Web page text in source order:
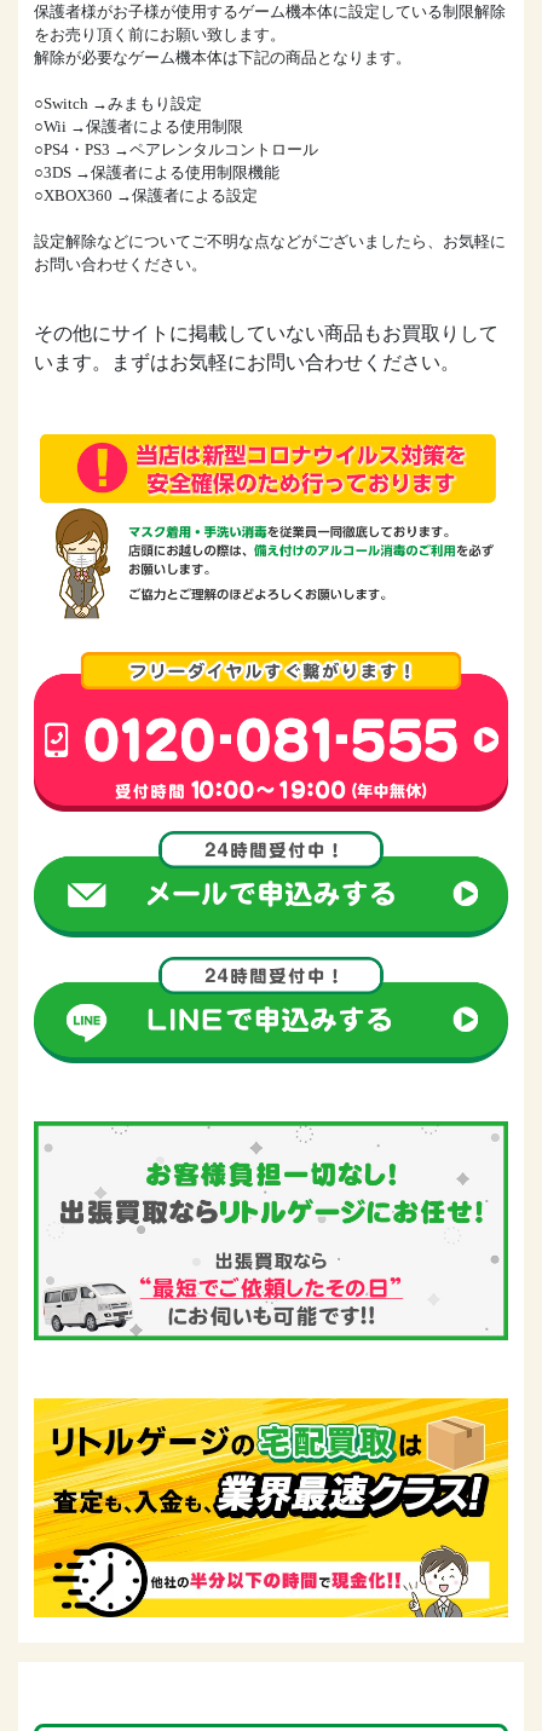
保護者様がお子様が使用するゲーム機本体に設定している制限解除
をお売り頂く前にお願い致します。
解除が必要なゲーム機本体は下記の商品となります。
○Switch →みまもり設定
○Wii →保護者による使用制限
○PS4・PS3 →ペアレンタルコントロール
○3DS →保護者による使用制限機能
○XBOX360 →保護者による設定
設定解除などについてご不明な点などがございましたら、お気軽に
お問い合わせください。
その他にサイトに掲載していない商品もお買取りして
います。まずはお気軽にお問い合わせください。